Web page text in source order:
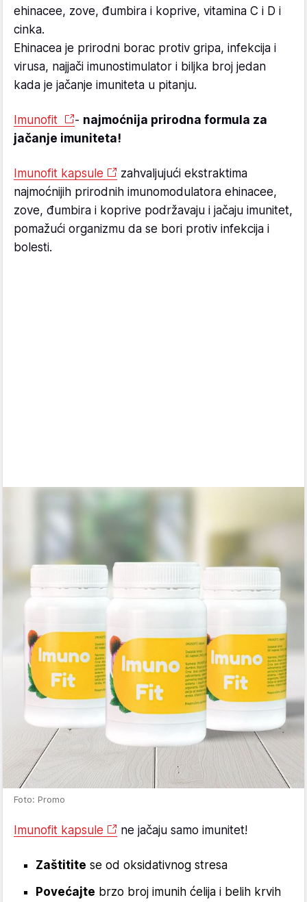
ehinacee, zove, đumbira i koprive, vitamina C i D i
cinka.
Ehinacea je prirodni borac protiv gripa, infekcija i
virusa, najjači imunostimulator i biljka broj jedan
kada je jačanje imuniteta u pitanju.
Imunofit - najmoćnija prirodna formula za
jačanje imuniteta!
Imunofit kapsule
zahvaljujući ekstraktima
najmoćnijih prirodnih imunomodulatora ehinacee,
zove, đumbira i koprive podržavaju i jačaju imunitet,
pomažući organizmu da se bori protiv infekcija i
bolesti.
Foto: Promo
Imunofit kapsule ne jačaju samo imunitet!
Zaštitite se od oksidativnog stresa
Povećajte brzo broj imunih ćelija i belih krvih